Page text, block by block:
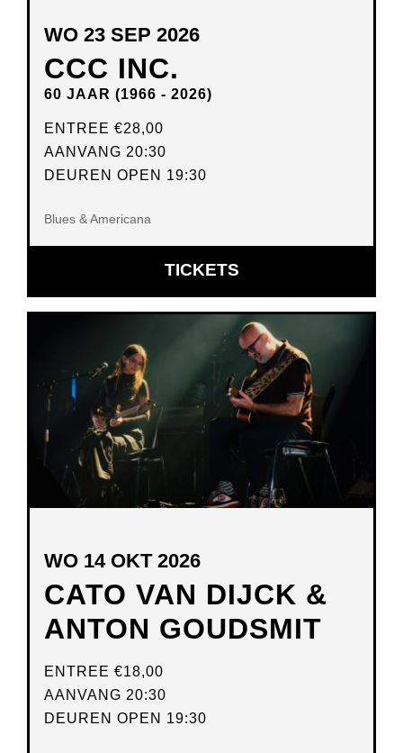
CCC INC.
60 JAAR (1966 - 2026)
WO 23 SEP 2026
ENTREE €28,00
AANVANG 20:30
DEUREN OPEN 19:30
Blues & Americana
TICKETSOPENT
IN
NIEUW
VENSTER
CATO VAN DIJCK &
ANTON GOUDSMIT
WO 14 OKT 2026
ENTREE €18,00
AANVANG 20:30
DEUREN OPEN 19:30